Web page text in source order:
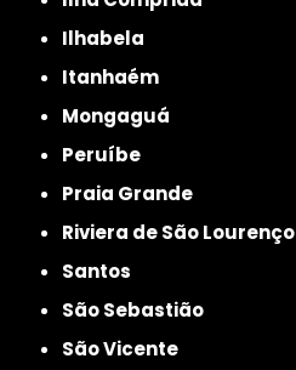
Ilhabela
Itanhaém
Mongaguá
Peruíbe
Praia Grande
Riviera de São Lourenço
Santos
São Sebastião
São Vicente